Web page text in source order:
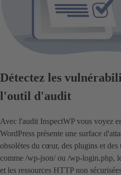
Détectez les
l'outil d'audit
Avec l'audit InspectWP vous voyez
WordPress présente une surface
obsolètes du cœur, des plugins et des
comme /wp-json/ ou /wp-login.php,
et les ressources HTTP non